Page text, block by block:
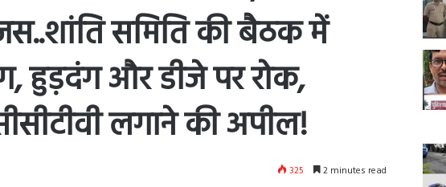
समिति की बैठक में
हुड़दंग और डीजे पर रोक,
लगाने की अपील!
325 2 minutes read